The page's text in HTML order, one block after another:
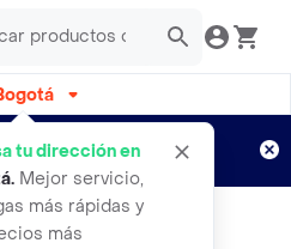
tu dirección en
. Mejor servicio,
más rápidas y
más
semanas
Aplican TyC